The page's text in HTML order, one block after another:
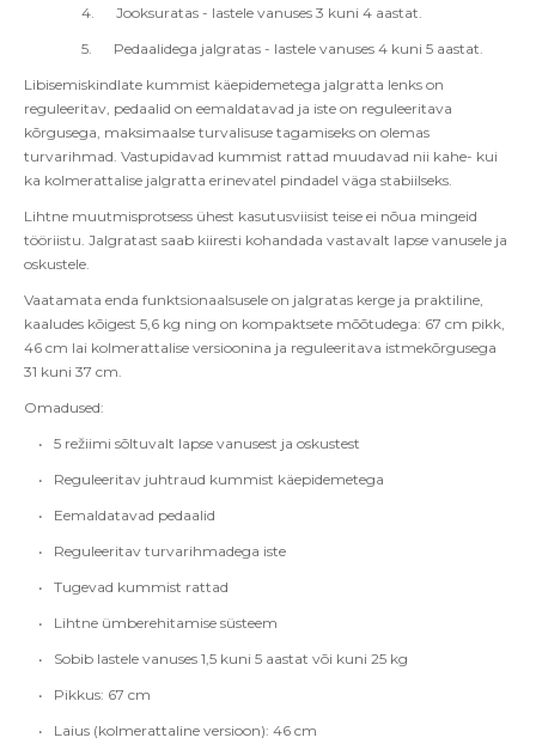
4.
Jooksuratas - lastele vanuses 3 kuni 4 aastat.
5.
Pedaalidega jalgratas - lastele vanuses 4 kuni 5 aastat.
Libisemiskindlate kummist käepidemetega jalgratta lenks on
reguleeritav, pedaalid on eemaldatavad ja iste on reguleeritava
kõrgusega, maksimaalse turvalisuse tagamiseks on olemas
turvarihmad. Vastupidavad kummist rattad muudavad nii kahe- kui
ka kolmerattalise jalgratta erinevatel pindadel väga stabiilseks.
Lihtne muutmisprotsess ühest kasutusviisist teise ei nõua mingeid
tööriistu. Jalgratast saab kiiresti kohandada vastavalt lapse vanusele ja
oskustele.
Vaatamata enda funktsionaalsusele on jalgratas kerge ja praktiline,
kaaludes kõigest 5,6 kg ning on kompaktsete mõõtudega: 67 cm pikk,
46 cm lai kolmerattalise versioonina ja reguleeritava istmekõrgusega
31 kuni 37 cm.
Omadused:
•
5 režiimi sõltuvalt lapse vanusest ja oskustest
•
Reguleeritav juhtraud kummist käepidemetega
•
Eemaldatavad pedaalid
•
Reguleeritav turvarihmadega iste
•
Tugevad kummist rattad
•
Lihtne ümberehitamise süsteem
•
Sobib lastele vanuses 1,5 kuni 5 aastat või kuni 25 kg
•
Pikkus: 67 cm
•
Laius (kolmerattaline versioon): 46 cm